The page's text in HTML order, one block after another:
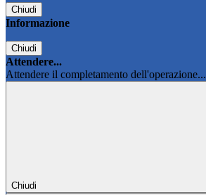
Chiudi
Informazione
Chiudi
Attendere...
Attendere il completamento dell'operazione...
Chiudi